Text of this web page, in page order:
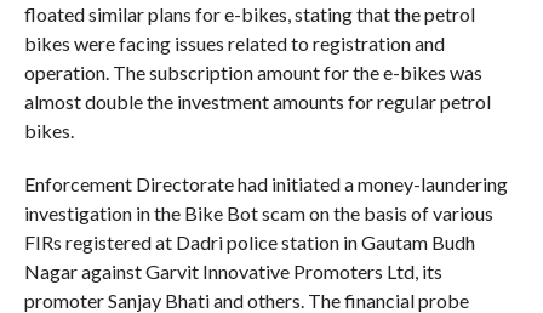
floated similar plans for e-bikes, stating that the petrol
bikes were facing issues related to registration and
operation. The subscription amount for the e-bikes was
almost double the investment amounts for regular petrol
bikes.
Enforcement Directorate had initiated a money-laundering
investigation in the Bike Bot scam on the basis of various
FIRs registered at Dadri police station in Gautam Budh
Nagar against Garvit Innovative Promoters Ltd, its
promoter Sanjay Bhati and others. The financial probe